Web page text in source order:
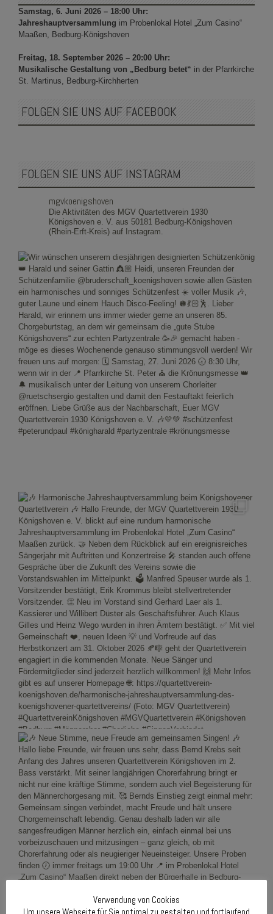
Samstag, 6. Juni 2026 – 18:00 Uhr:
Jahreshauptversammlung im Probenlokal Hotel „Zum Casino“
Maaßen, Bedburg-Königshoven
Freitag, 18. September 2026 – 20:00 Uhr:
Musikalische Gestaltung von „Bedburg betet“ in der Pfarrkirche
St. Martinus, Bedburg-Kirchherten
FOLGEN SIE UNS AUF FACEBOOK
FOLGEN SIE UNS AUF INSTAGRAM
mgvkoenigshoven
Die Aktivitäten des MGV Quartettverein 1930
Königshoven e. V. aus 50181 Bedburg-Königshoven
(Rhein-Erft-Kreis) auf Instagram.
Verwendung von Cookies